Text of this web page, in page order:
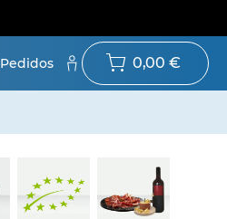
Pedidos 0,00 €